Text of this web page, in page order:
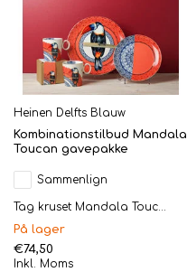
Heinen Delfts Blauw
Kombinationstilbud Mandala
Toucan gavepakke
Sammenlign
Tag kruset Mandala Touc...
På lager
€74,50
Inkl. Moms